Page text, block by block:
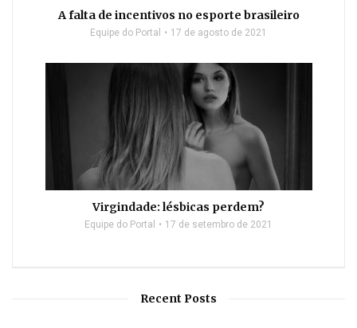
A falta de incentivos no esporte brasileiro
Equipe do Portal 17 de agosto de 2021
Virgindade: lésbicas perdem?
Equipe do Portal 17 de setembro de 2021
Recent Posts